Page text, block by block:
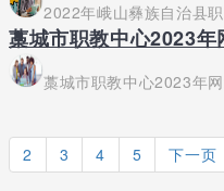
2022年峨山彝族自治县
藁城市职教中心2023年
藁城市职教中心2023年
2 3 4 5 下一页